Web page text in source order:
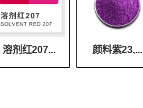
溶剂红207... 颜料紫23,...